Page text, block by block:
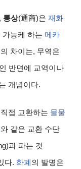
통상(通商)은재화
가능케 하는 메카
차이는, 무역은
반면에 교역이나
개념이다.
접 교환하는 물물
와 같은 교환 수단
과 파는 것
다.화폐 의 발명은